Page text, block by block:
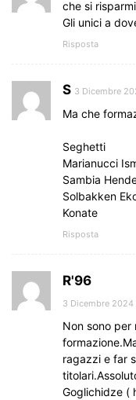
che si
Gli unici a
Risposta
S 3 Dicembre
Ma che
Seghetti
Marianucci
Sambia
Solbakken
Konate
Risposta
R'96
3 Dicembre 2024
Non sono per
ragazzi e far
Goglichidze (